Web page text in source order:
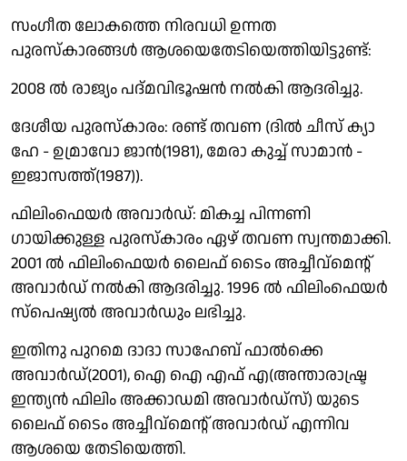
സംഗീത ലോകത്തെ നിരവധി ഉന്നത
പുരസ്കാരങ്ങൾ ആശയെതേടിയെത്തിയിട്ടുണ്ട്:
2008 ല്‍ രാജ്യം പദ്മവിഭൂഷന്‍ നല്‍കി ആദരിച്ചു.
ദേശീയ പുരസ്കാരം: രണ്ട് തവണ (ദിൽ ചീസ് ക്യാ
ഹേ - ഉമ്രാവോ ജാൻ(1981), മേരാ കുച്ച് സാമാൻ -
ഇജാസത്ത്(1987)).
ഫിലിംഫെയർ അവാർഡ്: മികച്ച പിന്നണി
ഗായിക്കുള്ള പുരസ്കാരം ഏഴ് തവണ സ്വന്തമാക്കി.
2001 ല്‍ ഫിലിംഫെയര്‍ ലൈഫ് ടൈം അച്ചീവ്‌മെന്റ്
അവാര്‍ഡ് നല്‍കി ആദരിച്ചു. 1996 ല്‍ ഫിലിംഫെയര്‍
സ്‌പെഷ്യല്‍ അവാര്‍ഡും ലഭിച്ചു.
ഇതിനു പുറമെ ദാദാ സാഹേബ് ഫാല്‍ക്കെ
അവാര്‍ഡ്(2001), ഐ ഐ എഫ് എ(അന്താരാഷ്ട്ര
ഇന്ത്യന്‍ ഫിലിം അക്കാഡമി അവാര്‍ഡ്‌സ്) യുടെ
ലൈഫ് ടൈം അച്ചീവ്‌മെന്റ് അവാര്‍ഡ് എന്നിവ
ആശയെ തേടിയെത്തി.